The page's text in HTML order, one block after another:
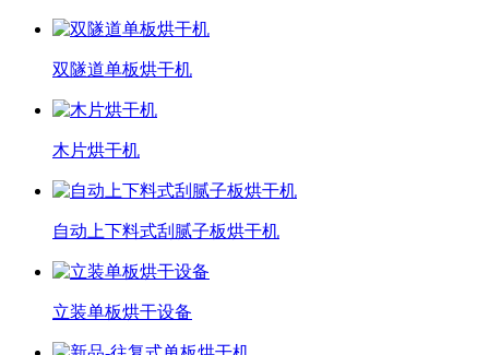
双隧道单板烘干机
木片烘干机
自动上下料式刮腻子板烘干机
立装单板烘干设备